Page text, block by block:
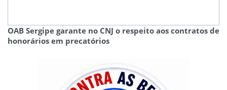
OAB Sergipe garante no CNJ o respeito aos contratos de
honorários em precatórios